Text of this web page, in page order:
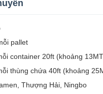
pallet
container 20ft (khoảng
thùng chứa 40ft (khoảng
Thượng Hải, Ningbo